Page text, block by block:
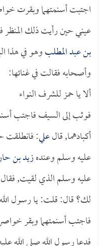
اجتبت أسنمتهما وبقرت
عيني حين رأيت ذلك
بن عبد المطلبوهو في هذا
وأصحابه فقالت في غنائها:
ألا يا حمز للشرف النواء
فوثب إلى السيف فاجتب
أكبادهما, قالعلي: فانطلقت
عليه وسلم وعندهزيد بن
عليه وسلم الذي لقيت,
لك؟ قال: قلت: يا رسول
فاجتب أسنمتهما وبقر